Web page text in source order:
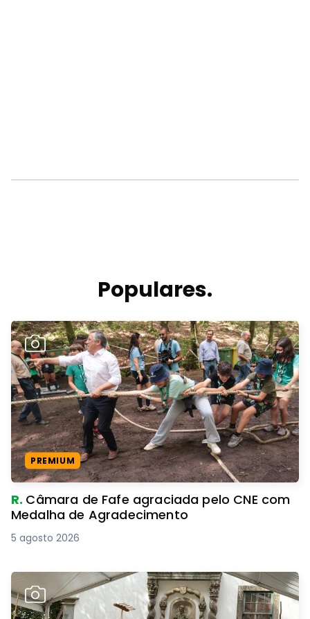
Populares.
PREMIUM
R. Câmara de Fafe agraciada pelo CNE com
Medalha de Agradecimento
5 agosto 2026